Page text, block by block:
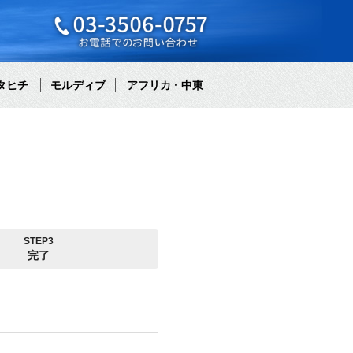
ヒチ モルディブ アフリカ・中東
STEP3
完了